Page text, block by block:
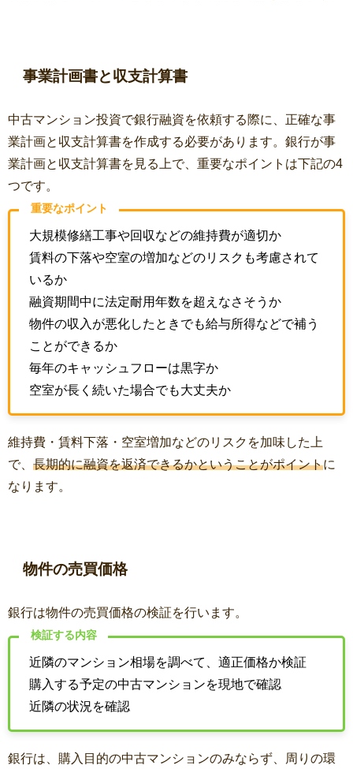
事業計画書と収支計算書
中古マンション投資で銀行融資を依頼する際に、正確な事
業計画と収支計算書を作成する必要があります。銀行が事
業計画と収支計算書を見る上で、重要なポイントは下記の4
つです。
重要なポイント
大規模修繕工事や回収などの維持費が適切か
賃料の下落や空室の増加などのリスクも考慮されて
いるか
融資期間中に法定耐用年数を超えなさそうか
物件の収入が悪化したときでも給与所得などで補う
ことができるか
毎年のキャッシュフローは黒字か
空室が長く続いた場合でも大丈夫か
維持費・賃料下落・空室増加などのリスクを加味した上
で、 長期的に融資を返済できるかということがポイントに
なります。
物件の売買価格
銀行は物件の売買価格の検証を行います。
検証する内容
近隣のマンション相場を調べて、適正価格か検証
購入する予定の中古マンションを現地で確認
近隣の状況を確認
銀行は、購入目的の中古マンションのみならず、周りの環